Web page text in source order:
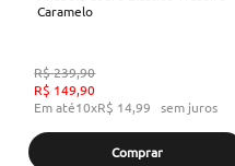
Caramelo
R$239,90
R$ 149,90
Em até10xR$ 14,99 sem juros
Comprar